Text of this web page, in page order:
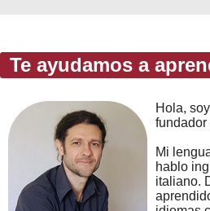
Te ayudamos a
Hola,
fundador
Mi
hablo
italiano.